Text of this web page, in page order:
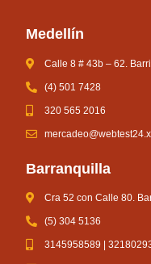
Medellín
Calle 8 # 43b – 62.
(4) 501 7428
320 565 2016
Barranquilla
Cra 52 con Calle 80.
(5) 304 5136
3145958589 |